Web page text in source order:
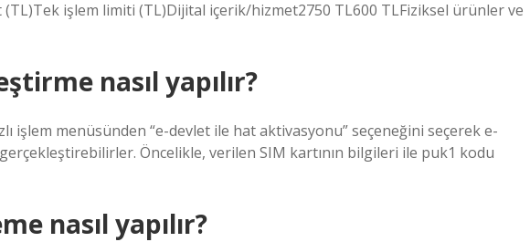
(TL)Tek işlem limiti (TL)Dijital içerik/hizmet2750 TL600 TLFiziksel ürünler ve
nasıl yapılır?
işlem menüsünden “e-devlet ile hat aktivasyonu” seçeneğini seçerek e-
Öncelikle, verilen SIM kartının bilgileri ile puk1 kodu
nasıl yapılır?